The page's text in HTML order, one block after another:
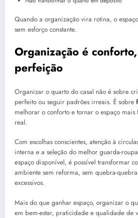
Quando a organização vira rotina, o
sem esforço constante.
Organização é
perfeição
Organizar o quarto do casal não é sobre
perfeito ou seguir padrões irreais. É sobre
melhorar o conforto e tornar o espaço
real.
Com escolhas conscientes, atenção à
interna e a seleção do melhor guarda-
espaço disponível, é possível transformar
ambiente sem reforma, sem quebra-
excessivos.
Mais do que ganhar espaço, organizar o
em bem-estar, praticidade e qualidade de